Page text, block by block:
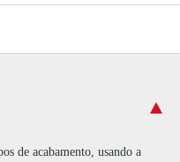
de acabamento, usando a